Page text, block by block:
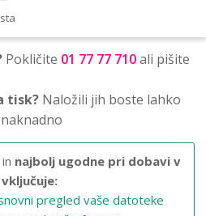
Pokličite 01 77 77 710ali pišite
tisk? Naložili jih boste lahko
najbolj ugodne pri dobavi v
pregled vaše datoteke